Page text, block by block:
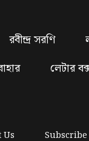
রবীন্দ্র সরণি
লেটার
Us Subscribe